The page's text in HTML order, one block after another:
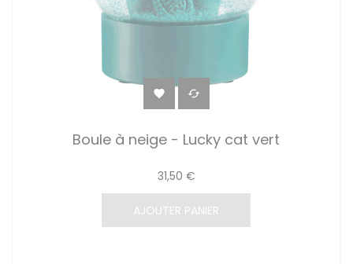
 
Boule à neige - Lucky cat vert
31,50 €
AJOUTER PANIER